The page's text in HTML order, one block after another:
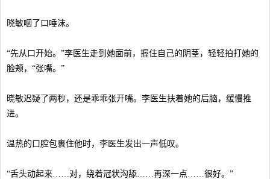
晓敏咽了口唾沫。
“先从口开始。”李医生走到她面前，握住自己的阴茎，轻轻拍打她的
脸颊，“张嘴。”
晓敏迟疑了两秒，还是乖乖张开嘴。李医生扶着她的后脑，缓慢推
进。
温热的口腔包裹住他时，李医生发出一声低叹。
“舌头动起来……对，绕着冠状沟舔……再深一点……很好。”